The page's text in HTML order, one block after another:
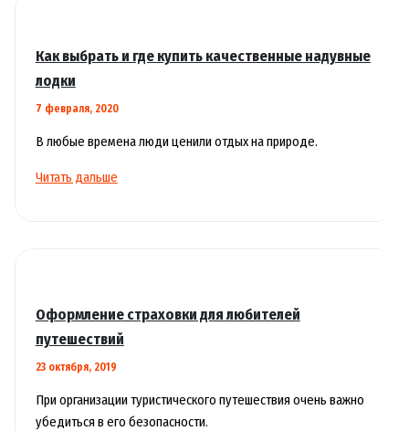
Как выбрать и где купить качественные надувные
лодки
7 февраля, 2020
В любые времена люди ценили отдых на природе.
Как
надувные
Читать дальше
Оформление страховки для любителей
путешествий
23 октября, 2019
При организации туристического путешествия очень важно
убедиться в его безопасности.